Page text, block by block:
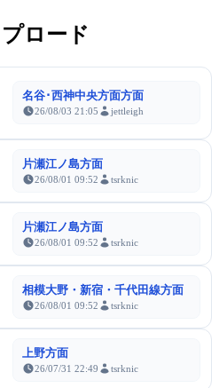
ロード
名谷･西神中央方面方面
26/08/03 21:05 jettleigh
片瀬江ノ島方面
26/08/01 09:52 tsrknic
片瀬江ノ島方面
26/08/01 09:52 tsrknic
相模大野・新宿・千代田線方面
26/08/01 09:52 tsrknic
上野方面
26/07/31 22:49 tsrknic